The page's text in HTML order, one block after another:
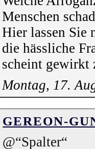
Menschen
Hier lassen Sie
die hässliche
scheint gewirkt
Montag, 17.
GEREON-
@“Spalter“